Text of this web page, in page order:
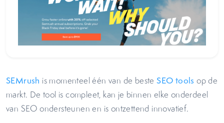
SEMrush is momenteel één van de besteSEO tools op de
markt. De tool is compleet, kan je binnen elke onderdeel
van SEO ondersteunen en is ontzettend innovatief.